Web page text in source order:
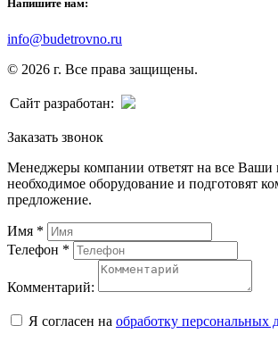
Напишите нам:
info@budetrovno.ru
© 2026 г. Все права защищены.
Сайт разработан:
Заказать звонок
Менеджеры компании ответят на все Ваши
необходимое оборудование и подготовят
предложение.
Имя *
Телефон *
Комментарий:
Я согласен на обработку персональных